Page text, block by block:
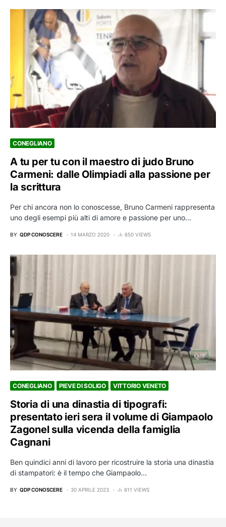
CONEGLIANO
A tu per tu con il maestro di judo Bruno
Carmeni: dalle Olimpiadi alla passione per
la scrittura
Per chi ancora non lo conoscesse, Bruno Carmeni rappresenta
uno degli esempi più alti di amore e passione per uno…
BY QDP CONOSCERE 14 MARZO 2020 650 VIEWS
CONEGLIANO PIEVE DI SOLIGO VITTORIO VENETO
Storia di una dinastia di tipografi:
presentato ieri sera il volume di Giampaolo
Zagonel sulla vicenda della famiglia
Cagnani
Ben quindici anni di lavoro per ricostruire la storia una dinastia
di stampatori: è il tempo che Giampaolo…
BY QDP CONOSCERE 30 APRILE 2023 611 VIEWS